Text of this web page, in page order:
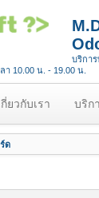
บริการ
10.00 น. - 19.00 น.
กี่ยวกับเรา บริก
ด